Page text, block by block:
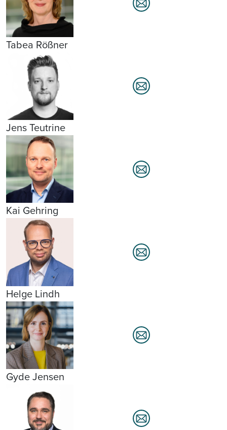
Tabea Rößner
Jens Teutrine
Kai Gehring
Helge Lindh
Gyde Jensen